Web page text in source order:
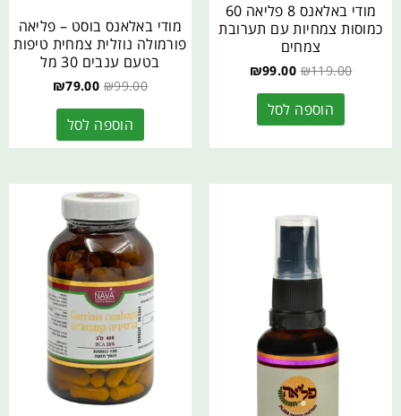
מודי באלאנס 8 פליאה 60
כמוסות צמחיות עם תערובת
צמחים
₪119.00
₪99.00
הוספה לסל
מודי באלאנס בוסט – פליאה
פורמולה נוזלית צמחית טיפות
בטעם ענבים 30 מל
₪99.00
₪79.00
הוספה לסל